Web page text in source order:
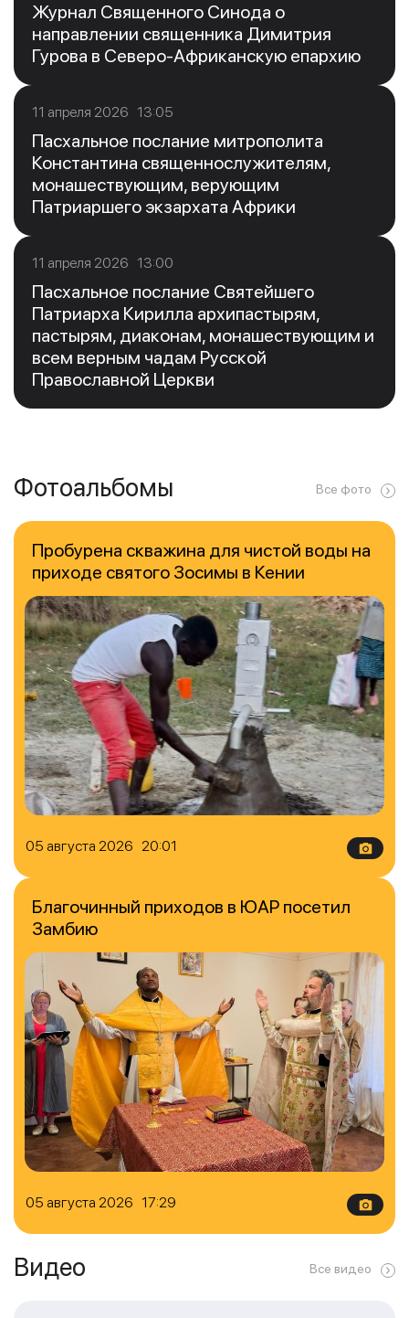
Журнал Священного Синода о
направлении священника Димитрия
Гурова в Северо-Африканскую епархию
11 апреля 2026 13:05
Пасхальное послание митрополита
Константина священнослужителям,
монашествующим, верующим
Патриаршего экзархата Африки
11 апреля 2026 13:00
Пасхальное послание Святейшего
Патриарха Кирилла архипастырям,
пастырям, диаконам, монашествующим и
всем верным чадам Русской
Православной Церкви
Фотоальбомы Все фото
05 августа 2026 20:01
Пробурена скважина для чистой воды на
приходе святого Зосимы в Кении
05 августа 2026 17:29
Благочинный приходов в ЮАР посетил
Замбию
Видео Все видео